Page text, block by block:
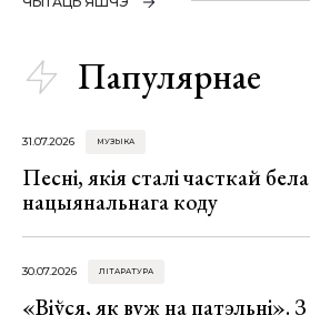
Папулярнае
31.07.2026 МУЗЫКА
Песні, якія сталі часткай
нацыянальнага коду
30.07.2026 ЛІТАРАТУРА
«Віўся, як вуж на патэльні».